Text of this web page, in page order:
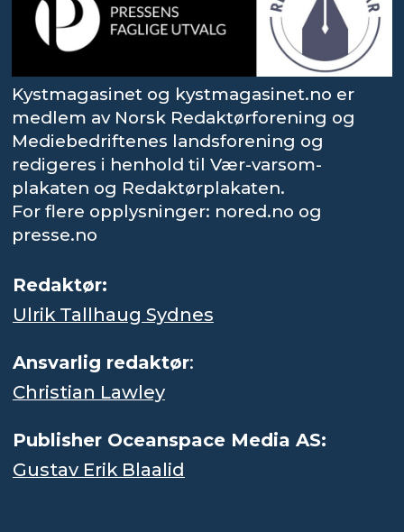
Kystmagasinet og kystmagasinet.no er
medlem av Norsk Redaktørforening og
Mediebedriftenes landsforening og
redigeres i henhold til Vær-varsom-
plakaten og Redaktørplakaten.
For flere opplysninger: nored.no og
presse.no
Redaktør:
Ulrik Tallhaug Sydnes
Ansvarlig redaktør:
Christian Lawley
Publisher Oceanspace Media AS:
Gustav Erik Blaalid